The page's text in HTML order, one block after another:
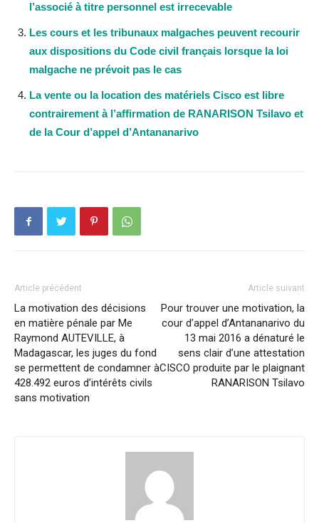
l’associé à titre personnel est irrecevable
Les cours et les tribunaux malgaches peuvent recourir
aux dispositions du Code civil français lorsque la loi
malgache ne prévoit pas le cas
La vente ou la location des matériels Cisco est libre
contrairement à l’affirmation de RANARISON Tsilavo et
de la Cour d’appel d’Antananarivo
Article précédent
La motivation des décisions
en matière pénale par Me
Raymond AUTEVILLE, à
Madagascar, les juges du fond
se permettent de condamner à
428.492 euros d’intérêts civils
sans motivation
Article suivant
Pour trouver une motivation, la
cour d’appel d’Antananarivo du
13 mai 2016 a dénaturé le
sens clair d’une attestation
CISCO produite par le plaignant
RANARISON Tsilavo